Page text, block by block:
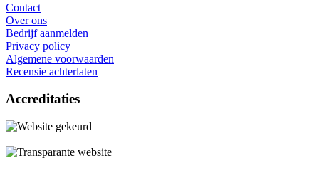
Contact
Over ons
Bedrijf aanmelden
Privacy policy
Algemene voorwaarden
Recensie achterlaten
Accreditaties